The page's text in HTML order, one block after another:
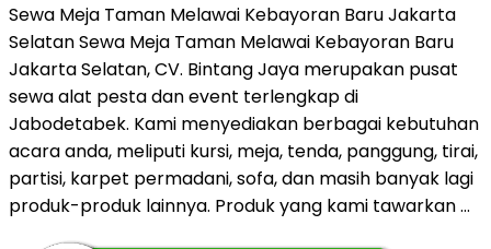
Sewa Meja Taman Melawai Kebayoran Baru Jakarta
Selatan Sewa Meja Taman Melawai Kebayoran Baru
Jakarta Selatan, CV. Bintang Jaya merupakan pusat
sewa alat pesta dan event terlengkap di
Jabodetabek. Kami menyediakan berbagai kebutuhan
acara anda, meliputi kursi, meja, tenda, panggung, tirai,
partisi, karpet permadani, sofa, dan masih banyak lagi
produk-produk lainnya. Produk yang kami tawarkan …